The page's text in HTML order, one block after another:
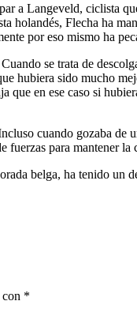
a Langeveld, ciclista
Flecha ha
por eso mismo ha
se trata de
hubiera sido mucho
en ese caso si
cuando gozaba
para mantener
belga, ha tenido un
*